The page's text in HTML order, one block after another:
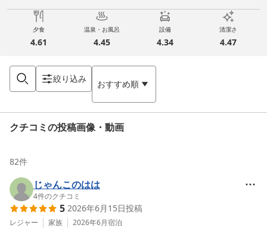
夕食
4.61
温泉・お風呂
4.45
設備
4.34
清潔さ
4.47
絞り込み おすすめ順
クチコミの投稿画像・動画
82件
じゃんこのはは
4件のクチコミ
5 2026年6月15日投稿
レジャー 家族 2026年6月宿泊